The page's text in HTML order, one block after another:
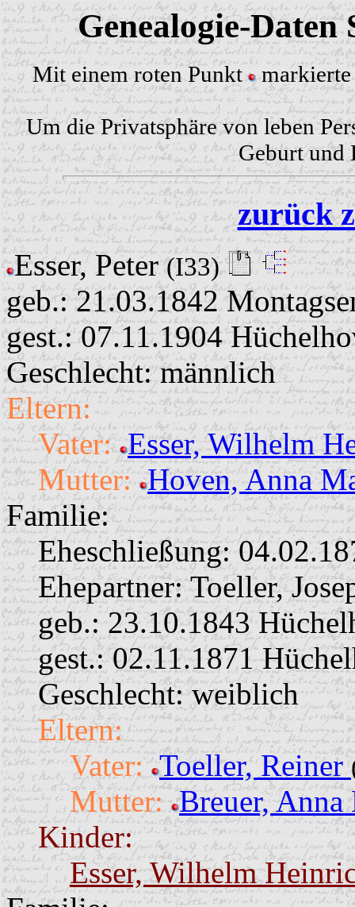
Genealogie-Daten
Mit einem roten Punkt markierte
Um die Privatsphäre von leben
Geburt und
zurück
Esser, Peter(I33)
geb.: 21.03.1842
gest.: 07.11.1904
Geschlecht: männlich
Eltern:
Vater: Esser, Wilhelm
Mutter: Hoven, Anna
Familie:
Eheschließung:
Ehepartner: Toeller,
geb.: 23.10.1843
gest.: 02.11.1871
Geschlecht: weiblich
Eltern:
Vater: Toeller, Reiner
Mutter: Breuer,
Kinder:
Esser, Wilhelm